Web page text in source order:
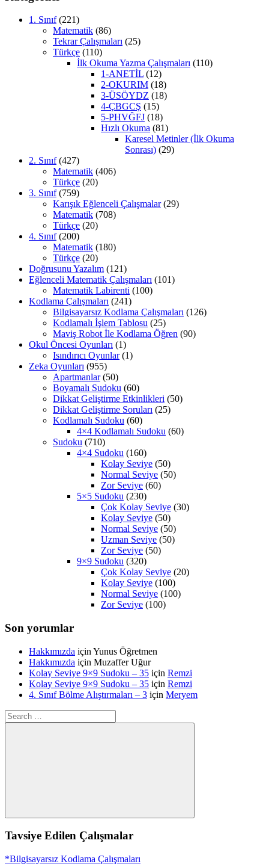
1. Sınıf(221)
Matematik (86)
Tekrar Çalışmaları (25)
Türkçe (110)
İlk Okuma Yazma Çalışmaları (110)
1-ANETİL (12)
2-OKURIM (18)
3-ÜSÖYDZ (18)
4-ÇBGCŞ (15)
5-PHVĞFJ (18)
Hızlı Okuma (81)
Karesel Metinler (İlk Okuma
Sonrası) (29)
2. Sınıf(427)
Matematik (406)
Türkçe (20)
3. Sınıf(759)
Karışık Eğlenceli Çalışmalar(29)
Matematik (708)
Türkçe (20)
4. Sınıf(200)
Matematik (180)
Türkçe (20)
Doğrusunu Yazalım (121)
Eğlenceli Matematik Çalışmaları (101)
Matematik Labirenti (100)
Kodlama Çalışmaları (241)
Bilgisayarsız Kodlama Çalışmaları (126)
Kodlamalı İşlem Tablosu (25)
Maviş Robot İle Kodlama Öğren (90)
Okul Öncesi Oyunları (1)
Isındırıcı Oyunlar(1)
Zeka Oyunları (955)
Apartmanlar(50)
Boyamalı Sudoku (60)
Dikkat Geliştirme Etkinlikleri (50)
Dikkat Geliştirme Soruları (25)
Kodlamalı Sudoku (60)
4×4 Kodlamalı Sudoku (60)
Sudoku (710)
4×4 Sudoku (160)
Kolay Seviye (50)
Normal Seviye (50)
Zor Seviye (60)
5×5 Sudoku (230)
Çok Kolay Seviye (30)
Kolay Seviye (50)
Normal Seviye (50)
Uzman Seviye (50)
Zor Seviye (50)
9×9 Sudoku (320)
Çok Kolay Seviye (20)
Kolay Seviye (100)
Normal Seviye (100)
Zor Seviye (100)
Son yorumlar
Hakkımızda için Yunus Öğretmen
Hakkımızda için Muzaffer Uğur
Kolay Seviye 9×9 Sudoku – 35 için Remzi
Kolay Seviye 9×9 Sudoku – 35 için Remzi
4. Sınıf Bölme Alıştırmaları – 3 için Meryem
Search
for:
Search
Tavsiye Edilen Çalışmalar
*Bilgisayarsız Kodlama Çalışmaları